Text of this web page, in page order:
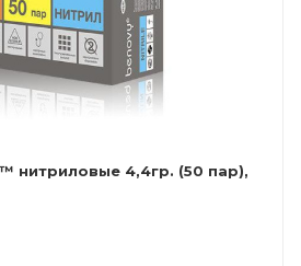
нитриловые 4,4гр. (50 пар),